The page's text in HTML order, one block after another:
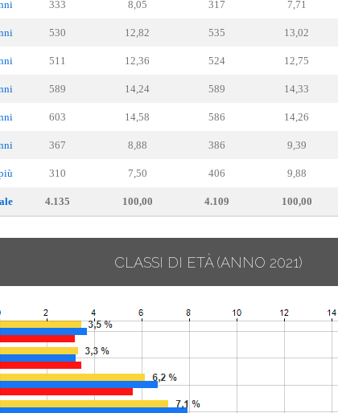
333 8,05 317 7,71
530 12,82 535 13,02
511 12,36 524 12,75
589 14,24 589 14,33
603 14,58 586 14,26
367 8,88 386 9,39
310 7,50 406 9,88
4.135 100,00 4.109 100,00
CLASSI DI ETÀ(ANNO 2021)